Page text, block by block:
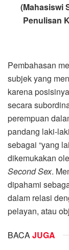
(Mahasiswi
Penulisan
Pembahasan
subjek yang
karena
secara
perempuan
pandang laki-
sebagai “yang
dikemukakan
Second Sex.
dipahami
dalam relasi
pelayan, atau
BACAJUGA